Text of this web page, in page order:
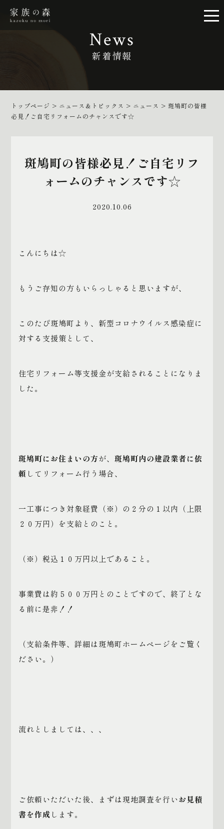
News
新着情報
トップページ > ニュース＆トピックス > ニュース >斑鳩町の皆様
必見！ご自宅リフォームのチャンスです☆
斑鳩町の皆様必見！ご自宅リフ
ォームのチャンスです☆
2020.10.06
こんにちは☆
もうご存知の方もいらっしゃると思いますが、
このたび斑鳩町より、新型コロナウイルス感染症に
対する支援策として、
住宅リフォーム等支援金が支給されることになりま
した。
斑鳩町にお住まいの方が、斑鳩町内の建設業者に依
頼 してリフォーム行う場合、
一工事につき対象経費（※）の２分の１以内（上限
２０万円）を支給とのこと。
（※）税込１０万円以上であること。
事業費は約５００万円とのことですので、終了とな
る前に是非！！
（支給条件等、詳細は斑鳩町ホームページをご覧く
ださい。）
流れとしましては、、、
ご依頼いただいた後、まずは現地調査を行いお見積
書を作成 します。